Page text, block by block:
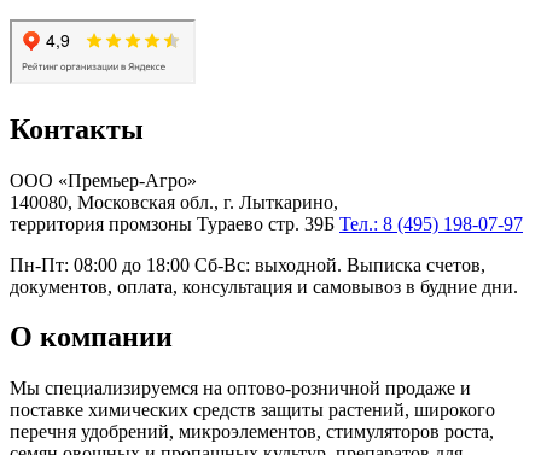
Контакты
ООО «Премьер-Агро»
140080, Московская обл., г. Лыткарино,
территория промзоны Тураево стр. 39Б Тел.: 8 (495) 198-07-97
Пн-Пт: 08:00 до 18:00 Сб-Вс: выходной. Выписка счетов,
документов, оплата, консультация и самовывоз в будние дни.
О компании
Мы специализируемся на оптово-розничной продаже и
поставке химических средств защиты растений, широкого
перечня удобрений, микроэлементов, стимуляторов роста,